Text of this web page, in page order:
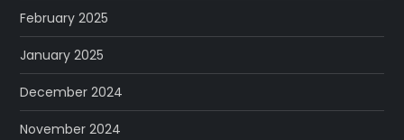
February 2025
January 2025
December 2024
November 2024